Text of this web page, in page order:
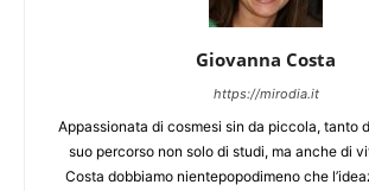
Giovanna Costa
https://mirodia.it
Appassionata di cosmesi sin da piccola, tanto
suo percorso non solo di studi, ma anche di
Costa dobbiamo nientepopodimeno che